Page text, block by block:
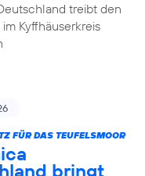
treibt den
Kyffhäuserkreis
FÜR DAS TEUFELSMOOR
bringt